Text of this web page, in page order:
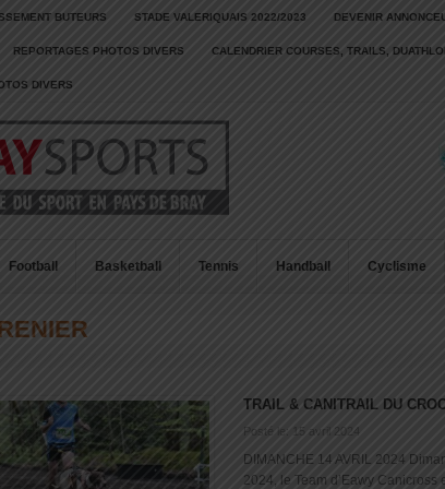
BUTEURS STADE VALERIQUAIS 2022/2023 DEVENIR
REPORTAGES PHOTOS DIVERS CALENDRIER COURSES, TRAILS,
DIVERS
Football Basketball Tennis Handball Cyclisme
TRAIL & CANITRAIL DU
Posté le: 15 avril 2024
DIMANCHE 14 AVRIL 2024
2024, le Team d’Eawy Canicross